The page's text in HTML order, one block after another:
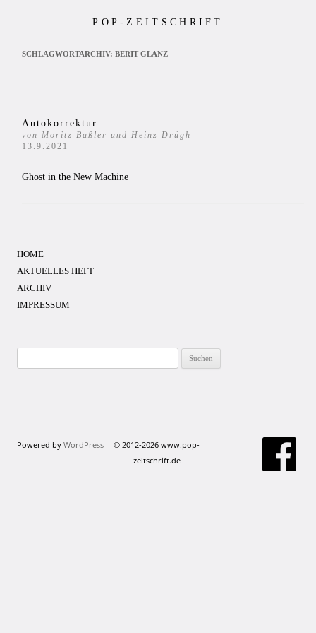
POP-ZEITSCHRIFT
SCHLAGWORTARCHIV: BERIT GLANZ
Autokorrektur
von Moritz Baßler und Heinz Drügh
13.9.2021
Ghost in the New Machine
HOME
AKTUELLES HEFT
ARCHIV
IMPRESSUM
nach:
Powered by WordPress
© 2012-2026 www.pop-
zeitschrift.de